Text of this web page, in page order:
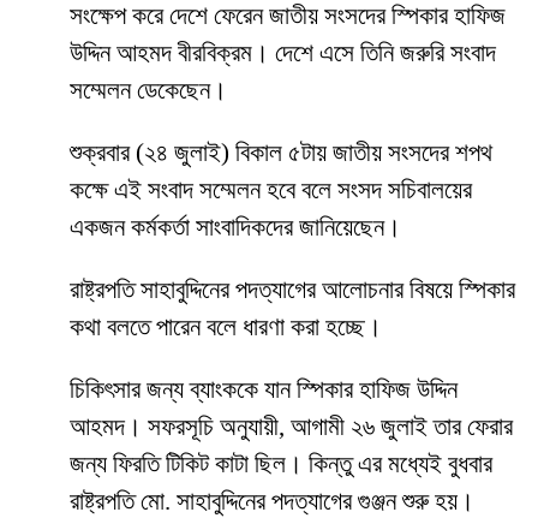
সংক্ষেপ করে দেশে ফেরেন জাতীয় সংসদের স্পিকার হাফিজ
উদ্দিন আহমদ বীরবিক্রম। দেশে এসে তিনি জরুরি সংবাদ
সম্মেলন ডেকেছেন।
শুক্রবার (২৪ জুলাই) বিকাল ৫টায় জাতীয় সংসদের শপথ
কক্ষে এই সংবাদ সম্মেলন হবে বলে সংসদ সচিবালয়ের
একজন কর্মকর্তা সাংবাদিকদের জানিয়েছেন।
রাষ্ট্রপতি সাহাবুদ্দিনের পদত্যাগের আলোচনার বিষয়ে স্পিকার
কথা বলতে পারেন বলে ধারণা করা হচ্ছে।
চিকিৎসার জন্য ব্যাংককে যান স্পিকার হাফিজ উদ্দিন
আহমদ। সফরসূচি অনুযায়ী, আগামী ২৬ জুলাই তার ফেরার
জন্য ফিরতি টিকিট কাটা ছিল। কিন্তু এর মধ্যেই বুধবার
রাষ্ট্রপতি মো. সাহাবুদ্দিনের পদত্যাগের গুঞ্জন শুরু হয়।